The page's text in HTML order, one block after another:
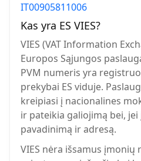
IT00905811006
Kas yra ES VIES?
VIES (VAT Information
Europos Sąjungos
PVM numeris yra
prekybai ES viduje.
kreipiasi į nacionalines
ir pateikia galiojimą bei,
pavadinimą ir adresą.
VIES nėra išsamus įmonių